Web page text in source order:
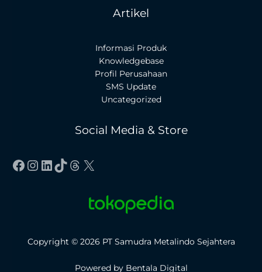
Artikel
Informasi Produk
Knowledgebase
Profil Perusahaan
SMS Update
Uncategorized
Social Media & Store
Facebook
Instagram
LinkedIn
TikTok
Threads
X
Copyright © 2026 PT Samudra Metalindo Sejahtera
Powered by Bentala Digital